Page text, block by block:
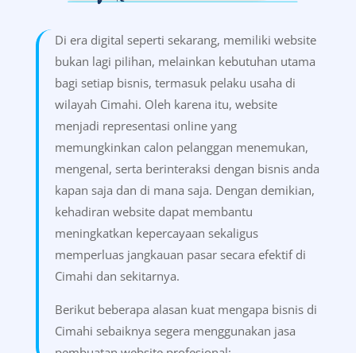
Di era digital seperti sekarang, memiliki website
bukan lagi pilihan, melainkan kebutuhan utama
bagi setiap bisnis, termasuk pelaku usaha di
wilayah Cimahi. Oleh karena itu, website
menjadi representasi online yang
memungkinkan calon pelanggan menemukan,
mengenal, serta berinteraksi dengan bisnis anda
kapan saja dan di mana saja. Dengan demikian,
kehadiran website dapat membantu
meningkatkan kepercayaan sekaligus
memperluas jangkauan pasar secara efektif di
Cimahi dan sekitarnya.
Berikut beberapa alasan kuat mengapa bisnis di
Cimahi sebaiknya segera menggunakan jasa